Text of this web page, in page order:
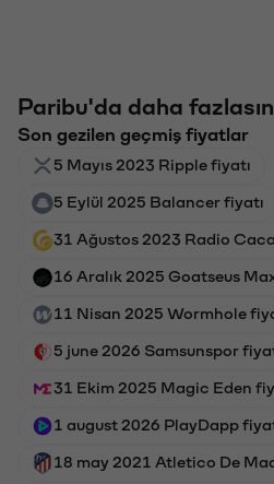
Paribu'da daha
Son gezilen geçmiş fiyatlar
5 Mayıs 2023 Ripple fiyatı
5 Eylül 2025 Balancer fiyatı
31 Ağustos 2023 Radio
16 Aralık 2025 Goatseus
11 Nisan 2025 Wormhole
5 june 2026 Samsunspor
31 Ekim 2025 Magic Eden
1 august 2026 PlayDapp
18 may 2021 Atletico De